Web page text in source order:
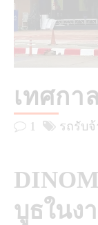
เทศกา
1 รถรับ
บูธในง